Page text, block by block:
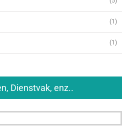
(1)
(1)
Dienstvak, enz..